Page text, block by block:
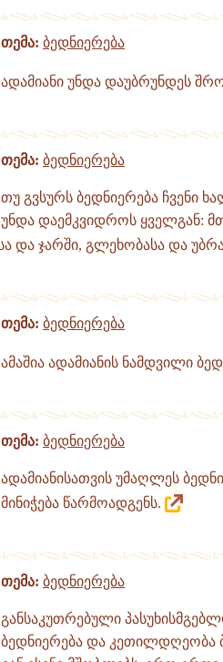
თემა: ბედნიერება
ადამიანი უნდა დაუბრუნდეს
თემა: ბედნიერება
თუ გვსურს ბედნიერება ჩვენი
უნდა დაემკვიდროს ყველგან:
და ჯარში, გლეხობასა და
თემა: ბედნიერება
ამაშია ადამიანის ნამდვილი
თემა: ბედნიერება
ადამიანისათვის უმაღლეს
მინიჭება წარმოადგენს.
თემა: ბედნიერება
განსაკუთრებული
ბედნიერება და კეთილდღეობა